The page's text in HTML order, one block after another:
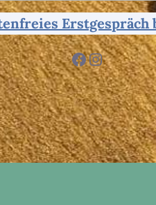
Erstgespräch
Facebook